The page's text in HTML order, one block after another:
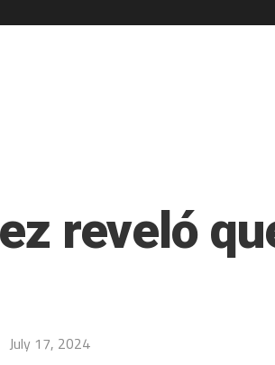
reveló
July 17, 2024